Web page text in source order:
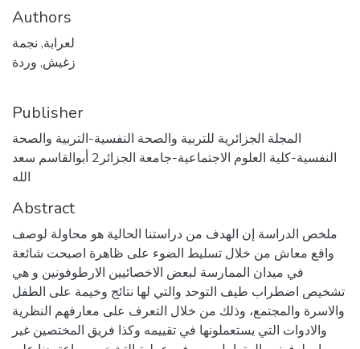
Authors
لعرابة, نجمة
زغيش, وردة
Publisher
المجلة الجزائرية للتربية والصحة النفسية-التربية والصحة
النفسية-كلية العلوم الاجتماعية-جامعة الجزائر2 أبوالقاسم سعد
الله
Abstract
ملخص الدراسة إن الهدف من دراستنا الحالية هو محاولة لوصف
واقع معاش من خلال تسليط الضوء على ظاهرة اصبحت شائعة
في ميدان الممارسة لبعض الاخصائيين الارطوفونين و هي
تشخيص اضطراب طيف التوحد والتي لها نتائج وخيمة على الطفل
والاسرة والمجتمع، وذلك من خلال التعرف على معارفهم النظرية
والادوات التي يستعملونها في تقييمه وكذا فريق المختصين غير